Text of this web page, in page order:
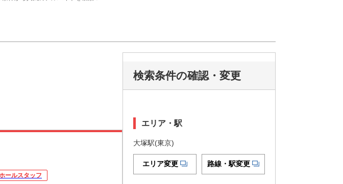
ールスタッフ
検索条件の確認・変更
エリア・駅
大塚駅(東京)
エリア変更 路線・駅変更